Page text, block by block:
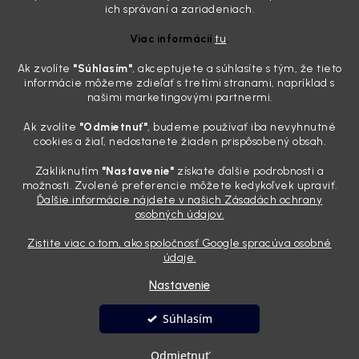
ich správaní a zariadeniach.
Viac informáciítu.
Ak zvolíte "Súhlasím", akceptujete a súhlasíte s tým, že tieto
informácie môžeme zdieľať s tretími stranami, napríklad s
našimi marketingovými partnermi.
Ak zvolíte "Odmietnuť", budeme používať iba nevyhnutné
cookies a žiaľ, nedostanete žiaden prispôsobený obsah.
Zakliknutím "Nastavenie" získate ďalšie podrobnosti a
možnosti. Zvolené preferencie môžete kedykoľvek upraviť.
Ďalšie informácie nájdete v našich Zásadách ochrany
osobných údajov.
Zistite viac o tom, ako spoločnosť Google spracúva osobné
údaje.
Nastavenie
Odmietnuť
Súhlasím
Zabudnite na handru. Ak chcete mať auto naozaj čisté,
Poznáte ten moment. Vonku svieti slnko, vy sedíte v čerstvo
„upratanom“ aute, no pri pohľade na palubnú dosku vás ide poraziť. V
mriežkach ventilácie, okolo tlačidiel a v švíkoch sedačiek na vás stále
drzo pozerá prach. Handra ani vysávač tam jednodu...
Detailing nemusí stáť výplatu: 5 kúskov autokozmetiky,
31.7.2026
Sobotné ráno, káva v ruke a pred vami zaprášená kapota. Pre
niekoho nuda, pre nás najlepší relax. Lenže keď si v košíku spočítate
pokaziť náladu. Dobrá správa je, že aj profi výbava ...
Vytvoril Shoptet